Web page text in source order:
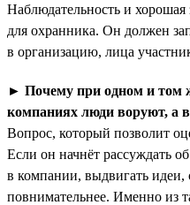
Наблюдательность и хорошая
для охранника. Он должен
в организацию, лица
► Почему при одном и том
компаниях люди воруют, а
Вопрос, который позволит
Если он начнёт рассуждать
в компании, выдвигать идеи,
повнимательнее. Именно из